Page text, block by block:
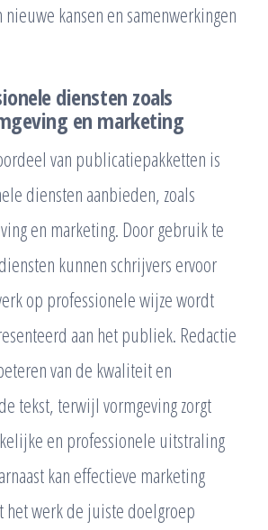
kansen en samenwerkingen
diensten zoals
en marketing
van publicatiepakketten is
diensten aanbieden, zoals
en marketing. Door gebruik te
kunnen schrijvers ervoor
op professionele wijze wordt
aan het publiek. Redactie
van de kwaliteit en
tekst, terwijl vormgeving zorgt
en professionele uitstraling
kan effectieve marketing
het werk de juiste doelgroep